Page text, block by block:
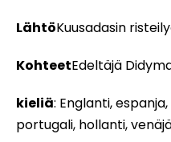
LähtöKuusadasin
KohteetEdeltäjä
kieliä: Englanti,
portugali, hollanti,